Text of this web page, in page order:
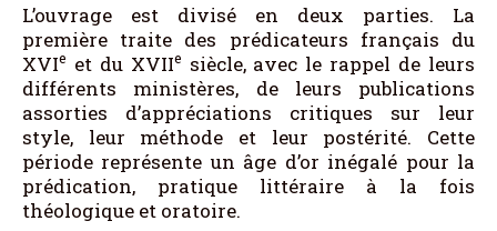
L’ouvrage est divisé en deux parties. La
première traite des prédicateurs français du
XVIe et du XVIIe siècle, avec le rappel de leurs
différents ministères, de leurs publications
assorties d’appréciations critiques sur leur
style, leur méthode et leur postérité. Cette
période représente un âge d’or inégalé pour la
prédication, pratique littéraire à la fois
théologique et oratoire.